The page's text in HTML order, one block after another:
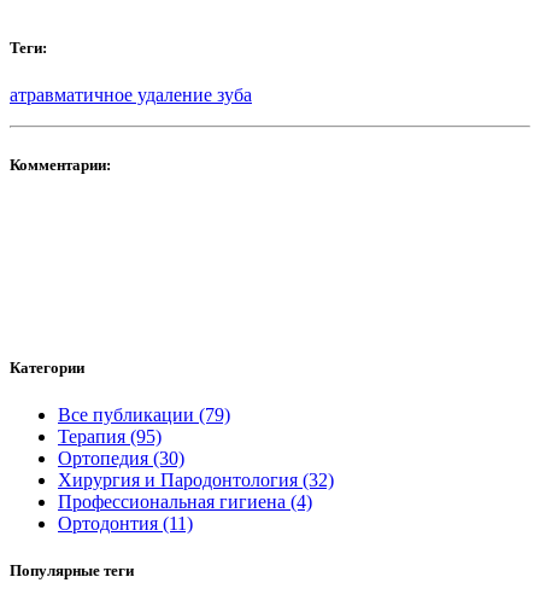
Теги:
атравматичное удаление зуба
Комментарии:
Категории
Все публикации (79)
Терапия (95)
Ортопедия (30)
Хирургия и Пародонтология (32)
Профессиональная гигиена (4)
Ортодонтия (11)
Популярные теги